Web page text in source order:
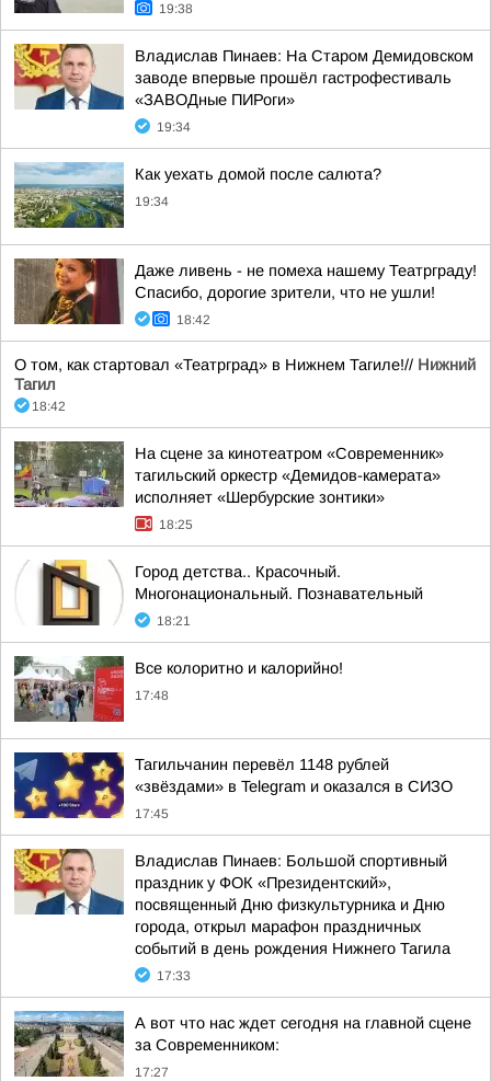
19:38
Владислав Пинаев: На Старом Демидовском
заводе впервые прошёл гастрофестиваль
«ЗАВОДные ПИРоги»
19:34
Как уехать домой после салюта?
19:34
Даже ливень - не помеха нашему Театрграду!
Спасибо, дорогие зрители, что не ушли!
18:42
О том, как стартовал «Театрград» в Нижнем Тагиле!// Нижний
Тагил
18:42
На сцене за кинотеатром «Современник»
тагильский оркестр «Демидов-камерата»
исполняет «Шербурские зонтики»
18:25
Город детства.. Красочный.
Многонациональный. Познавательный
18:21
Все колоритно и калорийно!
17:48
Тагильчанин перевёл 1148 рублей
«звёздами» в Telegram и оказался в СИЗО
17:45
Владислав Пинаев: Большой спортивный
праздник у ФОК «Президентский»,
посвященный Дню физкультурника и Дню
города, открыл марафон праздничных
событий в день рождения Нижнего Тагила
17:33
А вот что нас ждет сегодня на главной сцене
за Современником:
17:27